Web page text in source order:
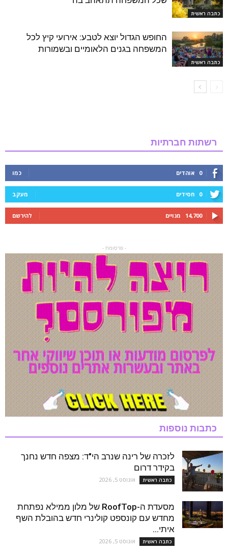
כתבה ראשית
כתבה ראשית
החופש הגדול יוצא לטבע: אירועי קיץ לכל
המשפחה בגנים הלאומיים ובשמורות
רשתות חברתיות
0 אוהדים כמו
0 חסידים מעקב
14,700 מנויים להירשם
- פרסומת -
כתבות נוספות
לזכרה של רינה שנרב הי"ד: מצפה חדש נחנך
בקידר דרום
כתבה ראשית אוגוסט 5, 2026
מסעדת ה-RoofTop של מלון ממילא נפתחת
מחדש עם קונספט קולינרי חדש בהובלת השף
איתי...
כתבה ראשית אוגוסט 5, 2026